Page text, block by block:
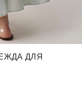
ДЛЯ